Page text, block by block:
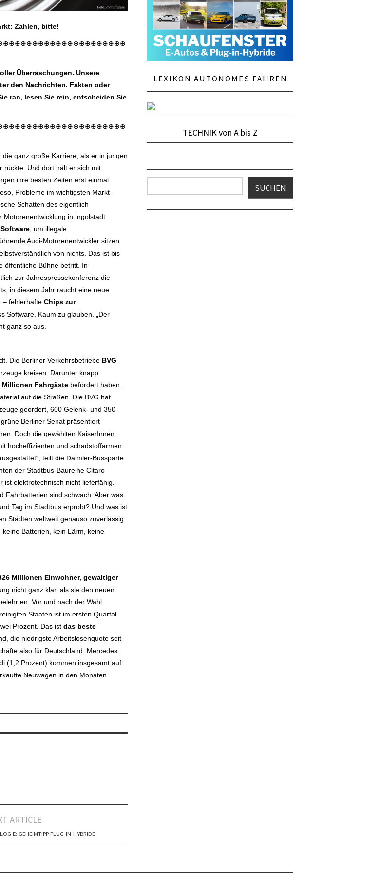
Zahlen, bitte!
Überraschungen. Unsere
den Nachrichten. Fakten oder
ran, lesen Sie rein, entscheiden Sie
ganz große Karriere, als er in jungen
rückte. Und dort hält er sich mit
ihre besten Zeiten erst einmal
Probleme im wichtigsten Markt
Schatten des eigentlich
Motorenentwicklung in Ingolstadt
Software , um illegale
Audi-Motorenentwickler sitzen
von nichts. Das ist bis
öffentliche Bühne betritt. In
zur Jahrespressekonferenz die
in diesem Jahr raucht eine neue
– fehlerhafte Chips zur
Software. Kaum zu glauben. „Der
ganz so aus.
Die Berliner Verkehrsbetriebe BVG
kreisen. Darunter knapp
Millionen Fahrgäste befördert haben.
auf die Straßen. Die BVG hat
geordert, 600 Gelenk- und 350
grüne Berliner Senat präsentiert
Doch die gewählten KaiserInnen
hocheffizienten und schadstoffarmen
teilt die Daimler-Bussparte
der Stadtbus-Baureihe Citaro
ist elektrotechnisch nicht lieferfähig.
Fahrbatterien sind schwach. Aber was
Tag im Stadtbus erprobt? Und was ist
Städten weltweit genauso zuverlässig
Batterien, kein Lärm, keine
Millionen Einwohner, gewaltiger
nicht ganz klar, als sie den neuen
Vor und nach der Wahl.
Staaten ist im ersten Quartal
Prozent. Das ist das beste
die niedrigste Arbeitslosenquote seit
also für Deutschland. Mercedes
(1,2 Prozent) kommen insgesamt auf
Neuwagen in den Monaten
ARTICLE
E: GEHEIMTIPP PLUG-IN-HYBRIDE
LEXIKON AUTONOMES FAHREN
TECHNIK von A bis Z
SUCHEN